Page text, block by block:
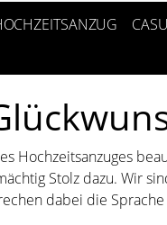
Hochzeitsanzuges
Stolz dazu. Wir
dabei die